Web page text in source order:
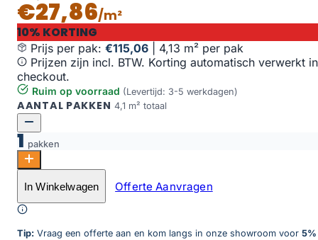
€27,86/m²
10% KORTING
Prijs per pak: €115,06
4,13 m² per pak
Prijzen zijn incl. BTW. Korting automatisch verwerkt in
checkout.
Ruim op voorraad (Levertijd: 3-5 werkdagen)
AANTAL PAKKEN 4,1 m² totaal
1 pakken
Dynamic Visgraat Dryback 2601 Natural Smoked aantal
Toevoegen aan winkelwagen
In Winkelwagen Offerte Aanvragen
Tip: Vraag een offerte aan en kom langs in onze showroom voor 5%